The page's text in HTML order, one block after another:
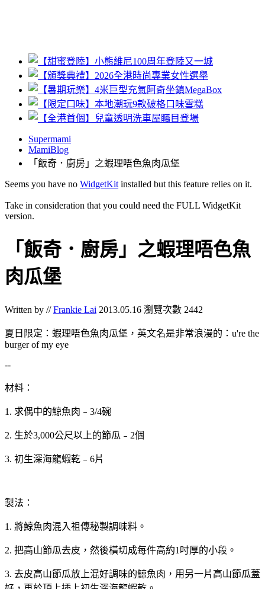
Supermami
MamiBlog
「飯奇．廚房」之蝦理唔色魚肉瓜堡
Seems you have no WidgetKit installed but this feature relies on it.
Take in consideration that you could need the FULL WidgetKit
version.
「飯奇．廚房」之蝦理唔色魚
肉瓜堡
Written by //Frankie Lai 2013.05.16 瀏覽次數 2442
夏日限定：蝦理唔色魚肉瓜堡，英文名是非常浪漫的：u're the
burger of my eye
--
材料：
1. 求偶中的鯨魚肉﹣3/4碗
2. 生於3,000公尺以上的節瓜﹣2個
3. 初生深海龍蝦乾﹣6片
製法：
1. 將鯨魚肉混入祖傳秘製調味料。
2. 把高山節瓜去皮，然後橫切成每件高約1吋厚的小段。
3. 去皮高山節瓜放上混好調味的鯨魚肉，用另一片高山節瓜蓋